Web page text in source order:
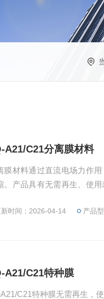
A21/C21分离膜材料
膜材料通过直流电场力作
。产品具有无需再生、使
新时间：2026-04-14 产品
A21/C21特种膜
特种膜无需再生，使用寿命长 。应用于化工分离、氨基酸、